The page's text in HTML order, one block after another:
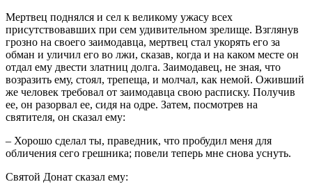
Мертвец поднялся и сел к великому ужасу всех
присутствовавших при сем удивительном зрелище. Взглянув
грозно на своего заимодавца, мертвец стал укорять его за
обман и уличил его во лжи, сказав, когда и на каком месте он
отдал ему двести златниц долга. Заимодавец, не зная, что
возразить ему, стоял, трепеща, и молчал, как немой. Оживший
же человек требовал от заимодавца свою расписку. Получив
ее, он разорвал ее, сидя на одре. Затем, посмотрев на
святителя, он сказал ему:
– Хорошо сделал ты, праведник, что пробудил меня для
обличения сего грешника; повели теперь мне снова уснуть.
Святой Донат сказал ему: